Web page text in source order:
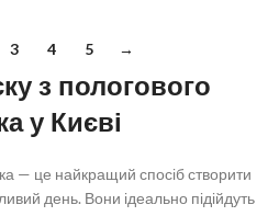
3 4 5 →
з пологового
у Києві
— це найкращий спосіб створити
день. Вони ідеально підійдуть